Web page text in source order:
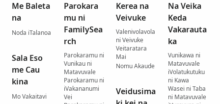
Me Baleta
na
Noda iTalanoa
Sala Eso
me Cau
kina
Mo Vakaitavi
Parokara
mu ni
FamilySea
rch
Parokaramu ni
Vunikau ni
Matavuvale
Parokaramu ni
iVakananumi
Vei
Kerea na
Veivuke
Valenivolavola
ni Veivuke
Veitaratara
Mai
Nomu Akaude
Veidusima
Na Veika
Keda
Vakarauta
ka
Vunikawa ni
Matavuvale
iVolatukutuku
ni Kawa
Wasei ni Taba
ni Matavuvale